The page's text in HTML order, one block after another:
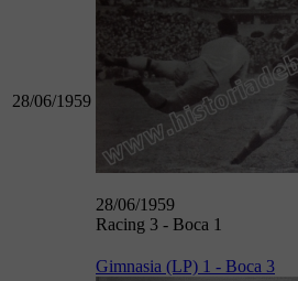
28/06/1959
28/06/1959
Racing 3 - Boca 1
Gimnasia (LP) 1 - Boca 3